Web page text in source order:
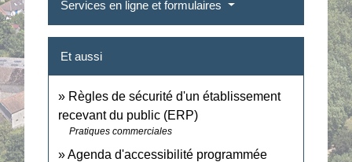
Services en ligne et formulaires
Et aussi
Règles de sécurité d'un établissement
recevant du public (ERP)
Pratiques commerciales
Agenda d'accessibilité programmée